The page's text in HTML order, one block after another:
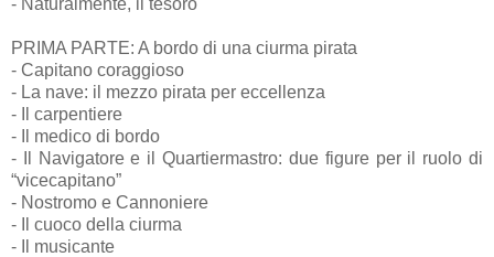
PRIMA PARTE: A bordo di una ciurma pirata
- Capitano coraggioso
- La nave: il mezzo pirata per eccellenza
- Il carpentiere
- Il medico di bordo
- Il Navigatore e il Quartiermastro: due figure per il ruolo di
“vicecapitano”
- Nostromo e Cannoniere
- Il cuoco della ciurma
- Il musicante